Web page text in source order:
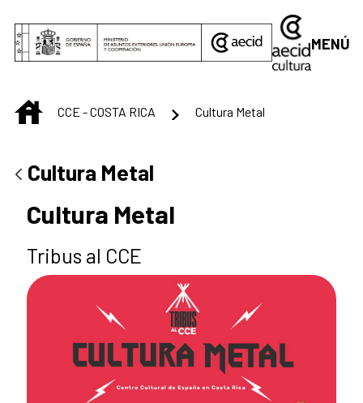
MENÚ
INICIO
CCE - COSTA RICA Cultura Metal
Cultura Metal
Cultura Metal
Tribus al CCE